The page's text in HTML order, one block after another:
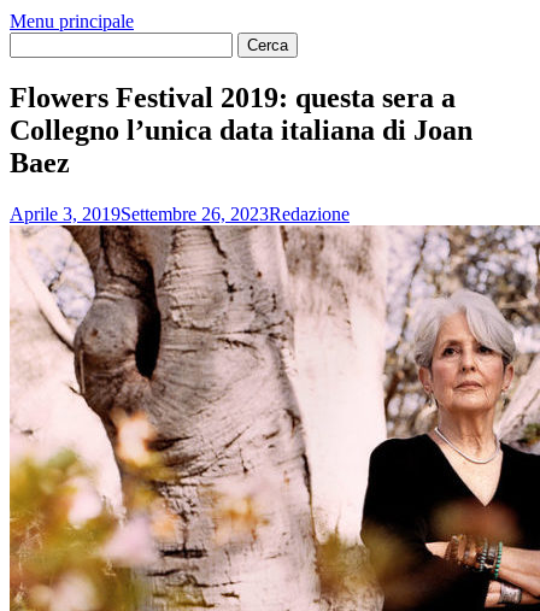
Menu principale
Flowers Festival 2019: questa sera a
Collegno l’unica data italiana di Joan
Baez
Aprile 3, 2019Settembre 26, 2023Redazione